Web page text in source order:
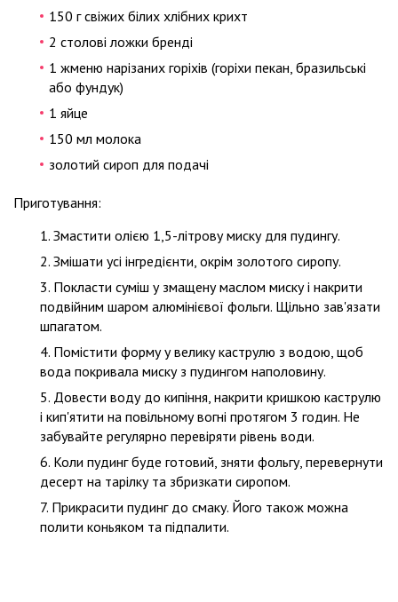
150 г свіжих білих хлібних крихт
2 столові ложки бренді
1 жменю нарізаних горіхів (горіхи пекан, бразильські
або фундук)
1 яйце
150 мл молока
золотий сироп для подачі
Приготування:
Змастити олією 1,5-літрову миску для пудингу.
Змішати усі інгредієнти, окрім золотого сиропу.
Покласти суміш у змащену маслом миску і накрити
подвійним шаром алюмінієвої фольги. Щільно зав'язати
шпагатом.
Помістити форму у велику каструлю з водою, щоб
вода покривала миску з пудингом наполовину.
Довести воду до кипіння, накрити кришкою каструлю
і кип'ятити на повільному вогні протягом 3 годин. Не
забувайте регулярно перевіряти рівень води.
Коли пудинг буде готовий, зняти фольгу, перевернути
десерт на тарілку та збризкати сиропом.
Прикрасити пудинг до смаку. Його також можна
полити коньяком та підпалити.